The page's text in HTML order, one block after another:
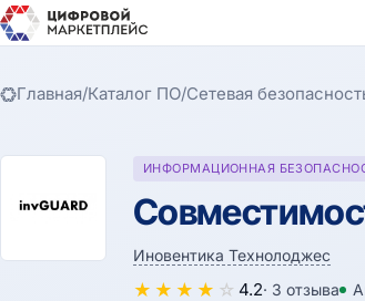
Главная/Каталог ПО/Сетевая
ИНФОРМАЦИОННАЯ
Иновентика Технолоджес
★ ★ ★ ★ ☆ 4.2· 3 отзыва